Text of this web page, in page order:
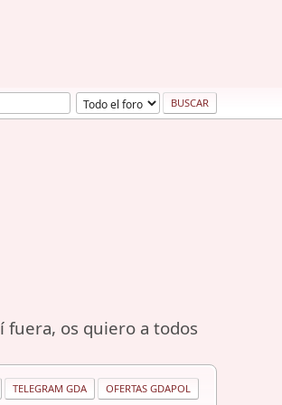
fuera, os quiero a todos
TELEGRAM GDA OFERTAS GDAPOL